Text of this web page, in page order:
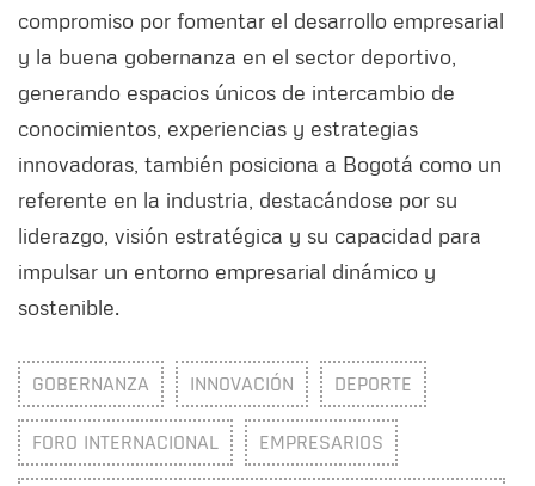
compromiso por fomentar el desarrollo empresarial
y la buena gobernanza en el sector deportivo,
generando espacios únicos de intercambio de
conocimientos, experiencias y estrategias
innovadoras, también posiciona a Bogotá como un
referente en la industria, destacándose por su
liderazgo, visión estratégica y su capacidad para
impulsar un entorno empresarial dinámico y
sostenible.
GOBERNANZA INNOVACIÓN DEPORTE
FORO INTERNACIONAL EMPRESARIOS